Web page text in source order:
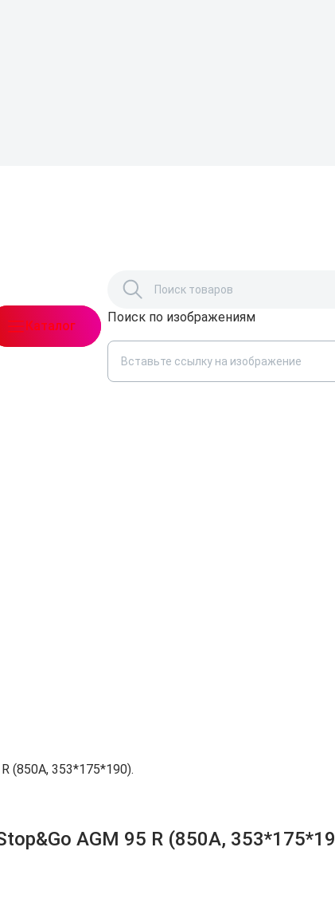
1,Каталог
Поиск по изображениям
(850A, 353*175*190).
AGM 95 R (850A,